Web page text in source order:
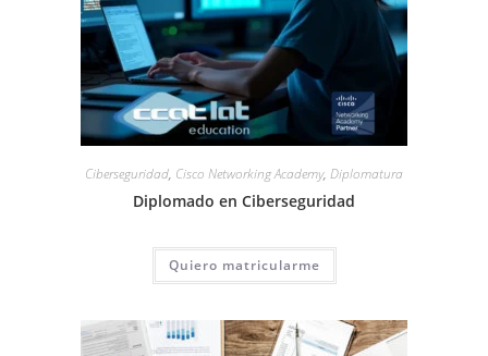
Ciberseguridad, Cisco Networking Academy, Diplomatura
Diplomado en Ciberseguridad
Quiero matricularme